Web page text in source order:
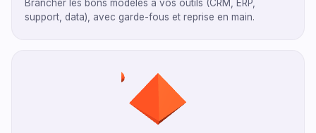
Brancher les bons modèles à vos outils (CRM, ERP,
support, data), avec garde-fous et reprise en main.